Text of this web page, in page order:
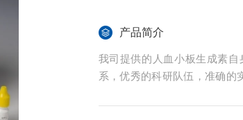
产品简介
我司提供的人血小板生成素
系，优秀的科研队伍，准确的